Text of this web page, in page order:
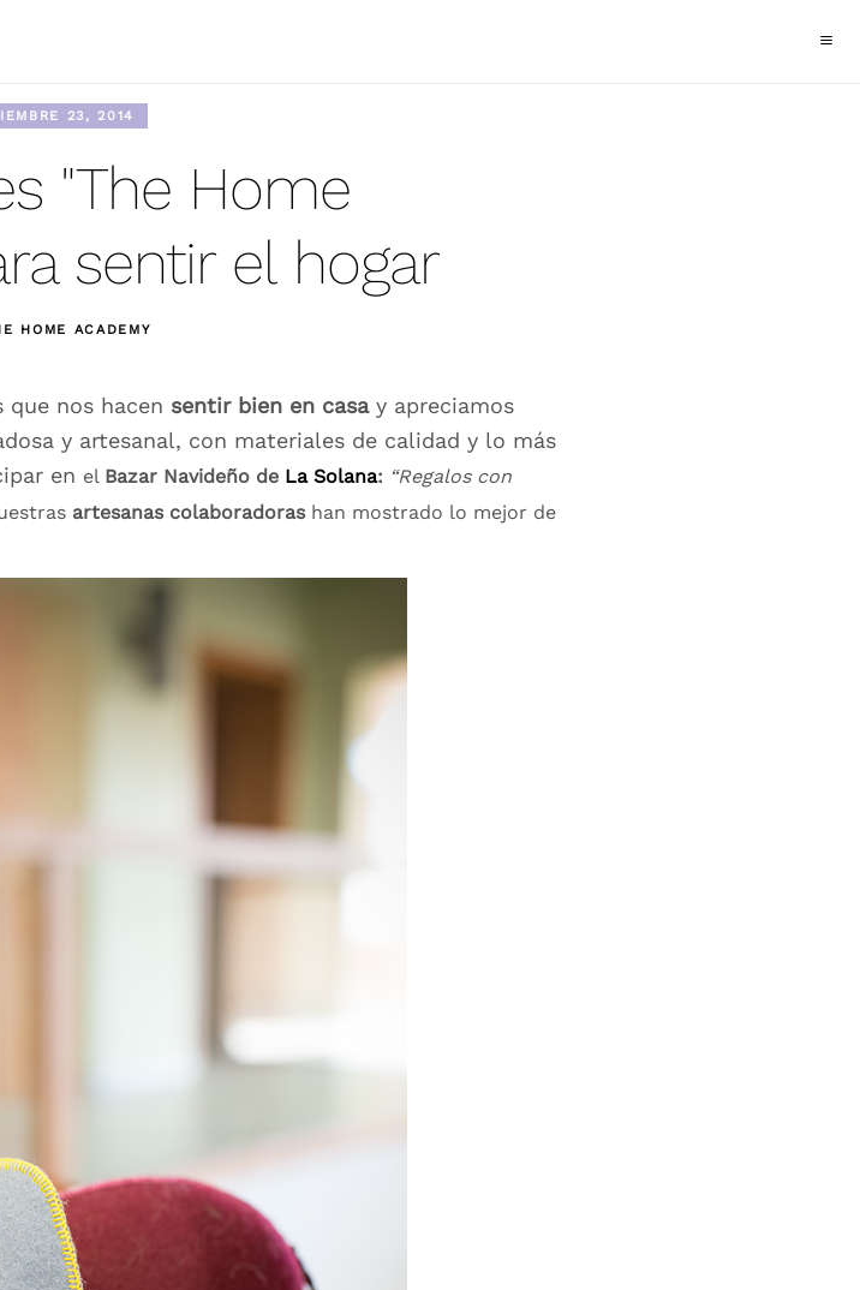
23, 2014
"The Home
sentir el hogar
HOME ACADEMY
que nos hacen sentir bien en casay apreciamos
y artesanal, con materiales de calidad y lo más
en el Bazar Navideño de La Solana: “Regalos con
artesanas colaboradorashan mostrado lo mejor de